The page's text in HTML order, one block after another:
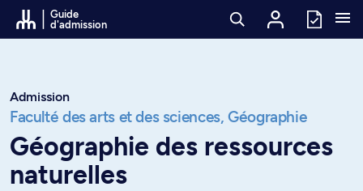
Passer au contenu
Guide
d'admission
Admission
Faculté des arts et des sciences, Géographie
Géographie des ressources
naturelles